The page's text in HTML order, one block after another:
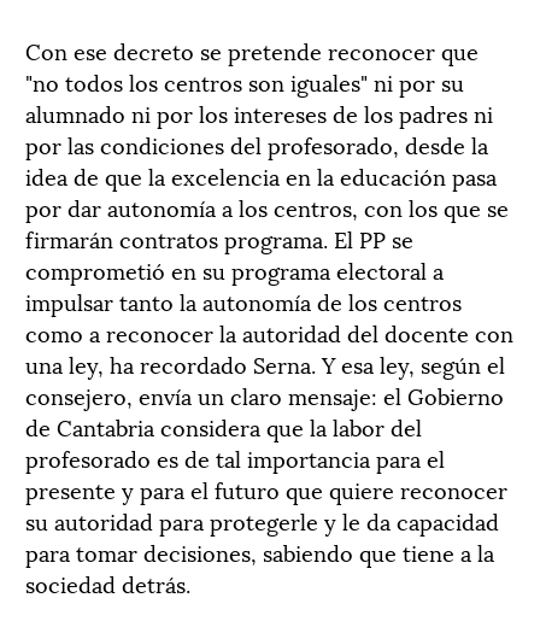
Con ese decreto se pretende reconocer que
"no todos los centros son iguales" ni por su
alumnado ni por los intereses de los padres ni
por las condiciones del profesorado, desde la
idea de que la excelencia en la educación pasa
por dar autonomía a los centros, con los que se
firmarán contratos programa. El PP se
comprometió en su programa electoral a
impulsar tanto la autonomía de los centros
como a reconocer la autoridad del docente con
una ley, ha recordado Serna. Y esa ley, según el
consejero, envía un claro mensaje: el Gobierno
de Cantabria considera que la labor del
profesorado es de tal importancia para el
presente y para el futuro que quiere reconocer
su autoridad para protegerle y le da capacidad
para tomar decisiones, sabiendo que tiene a la
sociedad detrás.